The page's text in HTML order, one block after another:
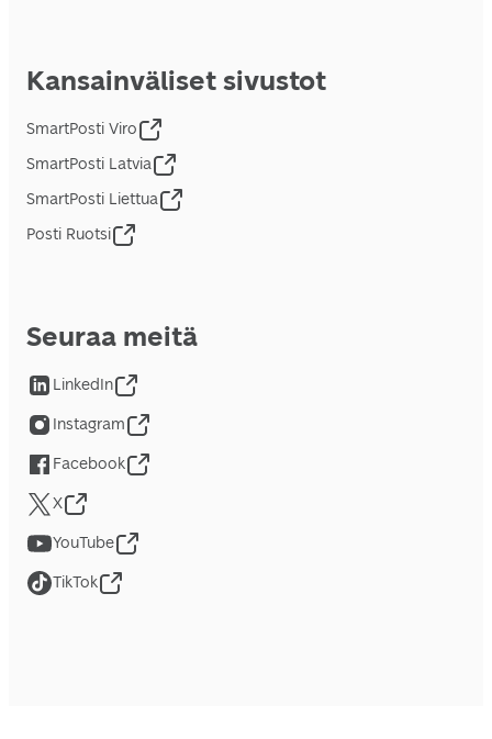
Kansainväliset sivustot
SmartPosti Viro
SmartPosti Latvia
SmartPosti Liettua
Posti Ruotsi
Seuraa meitä
LinkedIn
Instagram
Facebook
X
YouTube
TikTok